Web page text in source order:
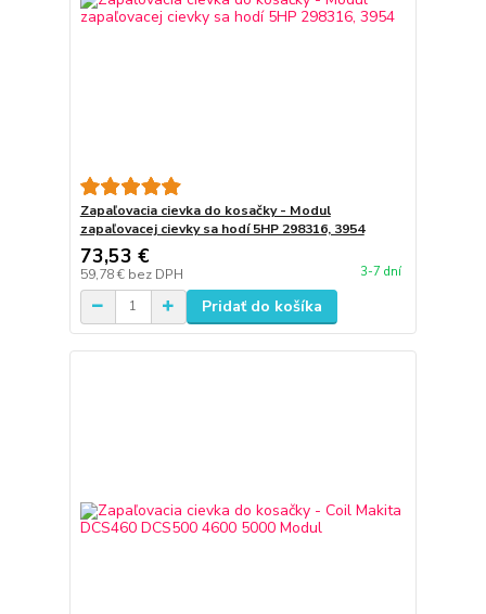
Zapaľovacia cievka do kosačky - Modul
zapaľovacej cievky sa hodí 5HP 298316, 3954
73,53 €
59,78 € bez DPH 3-7 dní
Pridať do košíka